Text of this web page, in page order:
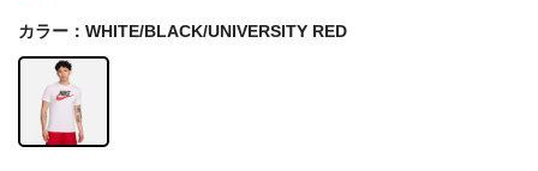
カラー：WHITE/BLACK/UNIVERSITY RED